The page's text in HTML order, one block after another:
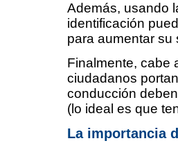
Además, usando
identificación
para aumentar
Finalmente, cabe
ciudadanos
conducción
(lo ideal es que
La importancia